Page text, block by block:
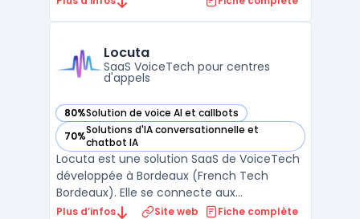
au-delà : que ce soit pour résumer du
contenu, explorer ...
Locuta
SaaS VoiceTech pour centres
d'appels
80%Solution de voice AI et callbots
— voir Locuta dans cette catégorie
70%Solutions d'IA conversationnelle et
chatbot IA
— voir Locuta dans cette catégorie
Locuta est une solution SaaS de VoiceTech
développée à Bordeaux (French Tech
Bordeaux). Elle se connecte aux
plateformes téléphoniques et aux CRM
Plus d’infos Site web Fiche complète